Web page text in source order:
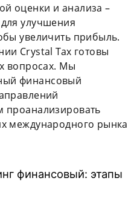
оценки и анализа –
улучшения
увеличить прибыль.
Crystal Tax готовы
вопросах. Мы
финансовый
проанализировать
международного рынка
финансовый: этапы